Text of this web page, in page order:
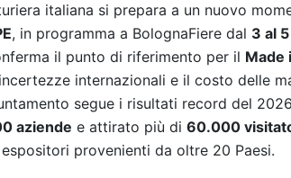
italiana si prepara a un nuovo
, in programma a BolognaFiere dal 3 al
il punto di riferimento per il Made
internazionali e il costo delle
segue i risultati record del
aziende e attirato più di 60.000
provenienti da oltre 20 Paesi.